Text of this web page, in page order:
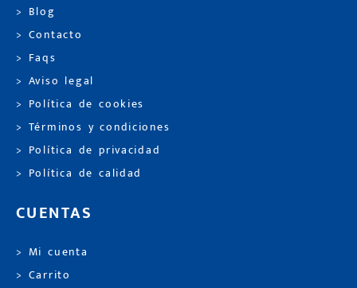
> Blog
> Contacto
> Faqs
> Aviso legal
> Política de cookies
> Términos y condiciones
> Política de privacidad
> Política de calidad
CUENTAS
> Mi cuenta
> Carrito